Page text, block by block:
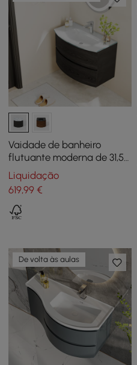
Vaidade de banheiro
flutuante moderna de 31,5"
com bacia de vidro de uma
peça e 2 gavetas em preto
Liquidação
619,99 €
De volta às aulas